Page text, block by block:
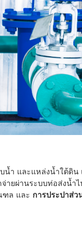
ำ และแหล่งน้ำใต้ดิ
ยผ่านระบบท่อส่งน้ำ
ฑล และ การประปาส่